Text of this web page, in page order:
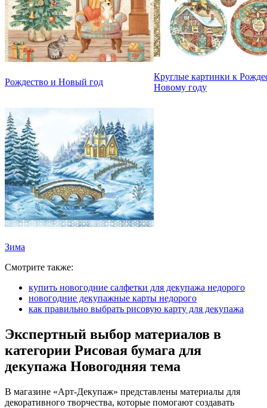
Рождество и Новый год
Круглые картинки к
Новому году
Зима
Смотрите также:
купить новогодние салфетки для декупажа недорого
новогодние декупажные карты недорого
как правильно выбрать рисовую карту для декупажа
Экспертный выбор материалов в
категории Рисовая бумага для
декупажа Новогодняя тема
В магазине «Арт-Декупаж» представлены материалы для
декоративного творчества, которые помогают создавать